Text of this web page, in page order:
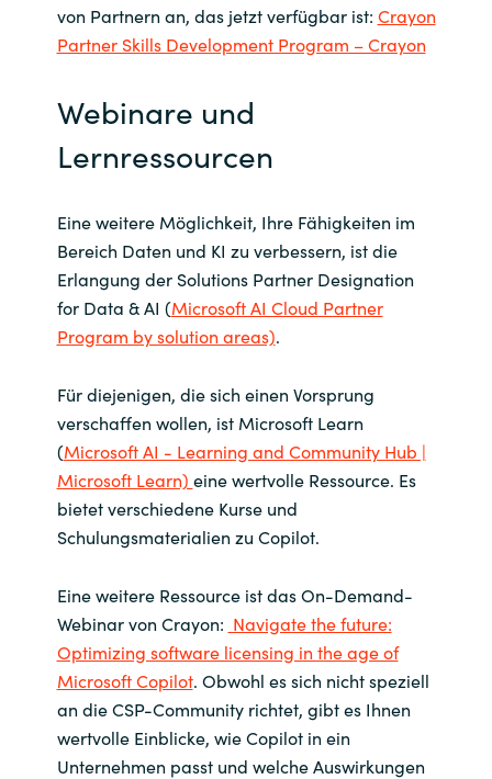
von Partnern an, das jetzt verfügbar ist: Crayon
Partner Skills Development Program – Crayon
Webinare und
Lernressourcen
Eine weitere Möglichkeit, Ihre Fähigkeiten im
Bereich Daten und KI zu verbessern, ist die
Erlangung der Solutions Partner Designation
for Data & AI (Microsoft AI Cloud Partner
Program by solution areas).
Für diejenigen, die sich einen Vorsprung
verschaffen wollen, ist Microsoft Learn
(Microsoft AI - Learning and Community Hub |
Microsoft Learn) eine wertvolle Ressource. Es
bietet verschiedene Kurse und
Schulungsmaterialien zu Copilot.
Eine weitere Ressource ist das On-Demand-
Webinar von Crayon: Navigate the future:
Optimizing software licensing in the age of
Microsoft Copilot. Obwohl es sich nicht speziell
an die CSP-Community richtet, gibt es Ihnen
wertvolle Einblicke, wie Copilot in ein
Unternehmen passt und welche Auswirkungen